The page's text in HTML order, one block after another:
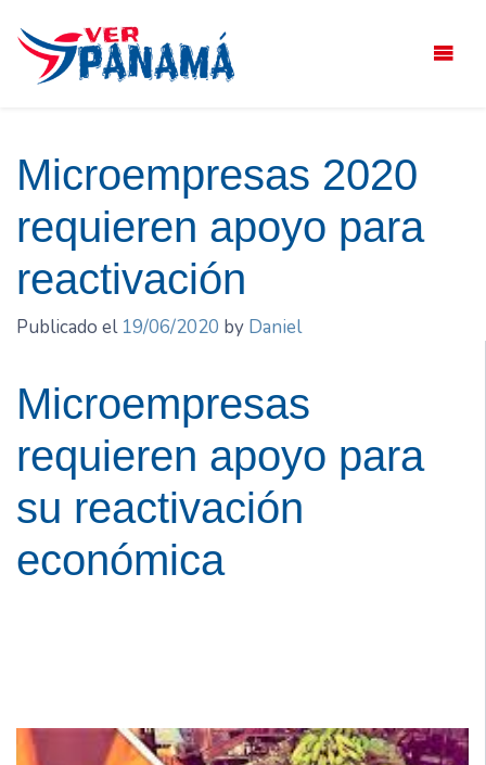
contenido
Microempresas 2020
requieren apoyo para
reactivación
Publicado el 19/06/2020 by Daniel
Microempresas
requieren apoyo para
su reactivación
económica